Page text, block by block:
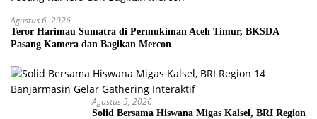
Agustus 6, 2026
Teror Harimau Sumatra di Permukiman Aceh Timur, BKSDA
Pasang Kamera dan Bagikan Mercon
Agustus 5, 2026
Solid Bersama Hiswana Migas Kalsel, BRI Region